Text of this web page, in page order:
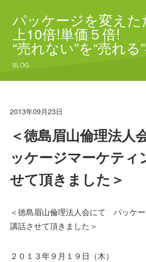
パッケージを変え
上10倍!単価５倍!
“売れない”を“売れる
BLOG
2013年09月23日
＜徳島眉山倫理法
ッケージマーケティ
せて頂きました＞
＜徳島眉山倫理法人会にて パッケ
講話させて頂きました＞
２０１３年９月１９日（木）